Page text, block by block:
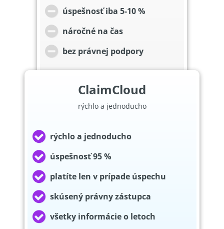
úspešnosť iba 5-10 %
náročné na čas
bez právnej podpory
ClaimCloud
rýchlo a jednoducho
rýchlo a jednoducho
úspešnosť 95 %
platíte len v prípade úspechu
skúsený právny zástupca
všetky informácie o letoch